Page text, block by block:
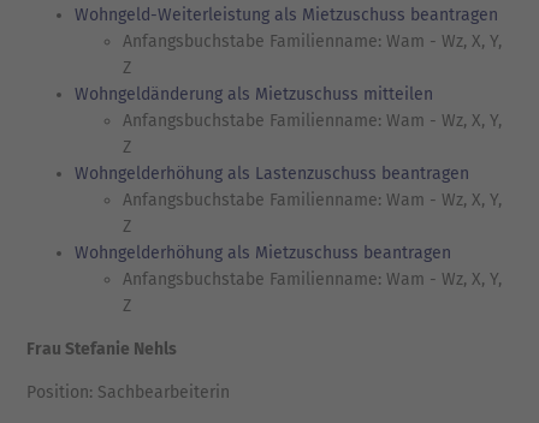
Wohngeld-Weiterleistung als Mietzuschuss beantragen
Anfangsbuchstabe Familienname: Wam - Wz, X, Y,
Z
Wohngeldänderung als Mietzuschuss mitteilen
Anfangsbuchstabe Familienname: Wam - Wz, X, Y,
Z
Wohngelderhöhung als Lastenzuschuss beantragen
Anfangsbuchstabe Familienname: Wam - Wz, X, Y,
Z
Wohngelderhöhung als Mietzuschuss beantragen
Anfangsbuchstabe Familienname: Wam - Wz, X, Y,
Z
Frau Stefanie Nehls
Position: Sachbearbeiterin